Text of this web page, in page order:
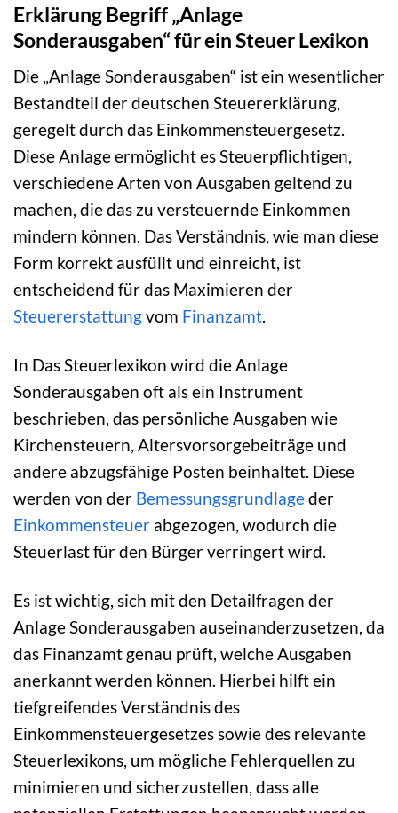
Erklärung Begriff „Anlage
Sonderausgaben“ für ein Steuer Lexikon
Die „Anlage Sonderausgaben“ ist ein wesentlicher
Bestandteil der deutschen Steuererklärung,
geregelt durch das Einkommensteuergesetz.
Diese Anlage ermöglicht es Steuerpflichtigen,
verschiedene Arten von Ausgaben geltend zu
machen, die das zu versteuernde Einkommen
mindern können. Das Verständnis, wie man diese
Form korrekt ausfüllt und einreicht, ist
entscheidend für das Maximieren der
Steuererstattungvom Finanzamt.
In Das Steuerlexikon wird die Anlage
Sonderausgaben oft als ein Instrument
beschrieben, das persönliche Ausgaben wie
Kirchensteuern, Altersvorsorgebeiträge und
andere abzugsfähige Posten beinhaltet. Diese
werden von der Bemessungsgrundlageder
Einkommensteuer abgezogen, wodurch die
Steuerlast für den Bürger verringert wird.
Es ist wichtig, sich mit den Detailfragen der
Anlage Sonderausgaben auseinanderzusetzen, da
das Finanzamt genau prüft, welche Ausgaben
anerkannt werden können. Hierbei hilft ein
tiefgreifendes Verständnis des
Einkommensteuergesetzes sowie des relevante
Steuerlexikons, um mögliche Fehlerquellen zu
minimieren und sicherzustellen, dass alle